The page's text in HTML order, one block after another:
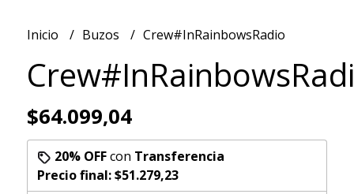
Inicio Buzos Crew#InRainbowsRadio
$64.099,04
20% OFFcon Transferencia
Precio final:$51.279,23